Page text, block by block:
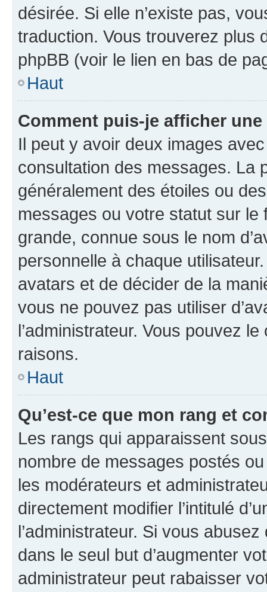
désirée. Si elle n’existe pas,
traduction. Vous trouverez plus
phpBB (voir le lien en bas de
Haut
Comment puis-je afficher
Il peut y avoir deux images
consultation des messages. La
généralement des étoiles ou
messages ou votre statut sur
grande, connue sous le nom
personnelle à chaque utilisateur.
avatars et de décider de la
vous ne pouvez pas utiliser
l’administrateur. Vous pouvez
raisons.
Haut
Qu’est-ce que mon rang et
Les rangs qui apparaissent
nombre de messages postés
les modérateurs et
directement modifier l’intitulé
l’administrateur. Si vous
dans le seul but d’augmenter
administrateur peut rabaisser